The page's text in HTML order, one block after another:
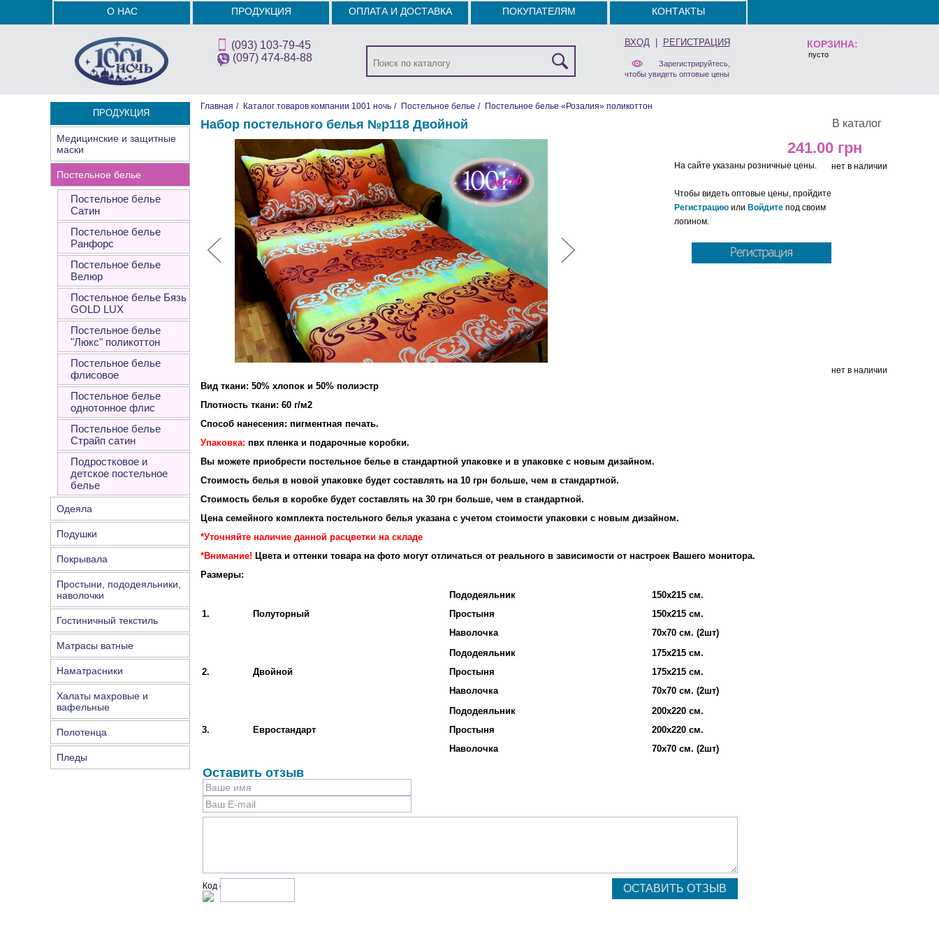
КОРЗИНА:
пусто
О НАС ПРОДУКЦИЯ ОПЛАТА И ДОСТАВКА ПОКУПАТЕЛЯМ КОНТАКТЫ
(093) 103-79-45
(097) 474-84-88
ВХОД| РЕГИСТРАЦИЯ
Зарегистрируйтесь,
чтобы увидеть оптовые цены
ПРОДУКЦИЯ
Медицинские и защитные
маски
Постельное белье
Постельное белье
Сатин
Постельное белье
Ранфорс
Постельное белье
Велюр
Постельное белье Бязь
GOLD LUX
Постельное белье
"Люкс" поликоттон
Постельное белье
флисовое
Постельное белье
однотонное флис
Постельное белье
Страйп сатин
Подростковое и
детское постельное
белье
Одеяла
Подушки
Покрывала
Простыни, пододеяльники,
наволочки
Гостиничный текстиль
Матрасы ватные
Наматрасники
Халаты махровые и
вафельные
Полотенца
Пледы
Главная / Каталог товаров компании 1001 ночь / Постельное белье / Постельное белье «Розалия» поликоттон
В каталог
Набор постельного белья №р118 Двойной
241.00
нет в наличии
На сайте указаны розничные цены.
Чтобы видеть оптовые цены, пройдите
Регистрацию или Войдите под своим
логином.
нет в наличии
Вид ткани: 50% хлопок и 50% полиэстр
Плотность ткани: 60 г/м2
Способ нанесения: пигментная печать.
Упаковка: пвх пленка и подарочные коробки.
Вы можете приобрести постельное белье в стандартной упаковке и в упаковке с новым дизайном.
Стоимость белья в новой упаковке будет составлять на 10 грн больше, чем в стандартной.
Стоимость белья в коробке будет составлять на 30 грн больше, чем в стандартной.
Цена семейного комплекта постельного белья указана с учетом стоимости упаковки с новым дизайном.
*Уточняйте наличие данной расцветки на складе
*Внимание! Цвета и оттенки товара на фото могут отличаться от реального в зависимости от настроек Вашего монитора.
Размеры:
1. Полуторный
Пододеяльник
Простыня
Наволочка
150х215 см.
150х215 см.
70х70 см. (2шт)
2. Двойной
Пододеяльник
Простыня
Наволочка
175х215 см.
175х215 см.
70х70 см. (2шт)
3. Евростандарт
Пододеяльник
Простыня
Наволочка
200х220 см.
200х220 см.
70х70 см. (2шт)
Оставить отзыв
Код с рисунка: